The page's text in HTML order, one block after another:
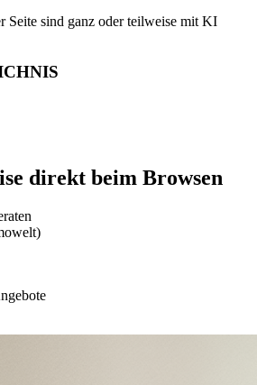
Seite sind ganz oder teilweise mit KI
direkt beim Browsen